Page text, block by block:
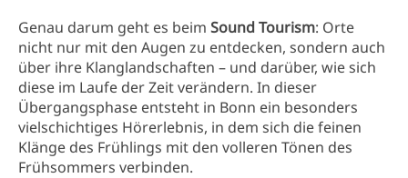
Genau darum geht es beim Sound Tourism: Orte
nicht nur mit den Augen zu entdecken, sondern auch
über ihre Klanglandschaften – und darüber, wie sich
diese im Laufe der Zeit verändern. In dieser
Übergangsphase entsteht in Bonn ein besonders
vielschichtiges Hörerlebnis, in dem sich die feinen
Klänge des Frühlings mit den volleren Tönen des
Frühsommers verbinden.